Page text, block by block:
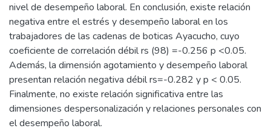
nivel de desempeño laboral. En conclusión, existe relación
negativa entre el estrés y desempeño laboral en los
trabajadores de las cadenas de boticas Ayacucho, cuyo
coeficiente de correlación débil rs (98) =-0.256 p <0.05.
Además, la dimensión agotamiento y desempeño laboral
presentan relación negativa débil rs=-0.282 y p < 0.05.
Finalmente, no existe relación significativa entre las
dimensiones despersonalización y relaciones personales con
el desempeño laboral.